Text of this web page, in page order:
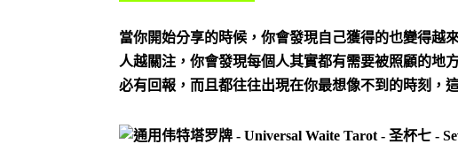
當你開始分享的時候，你會發現自己獲得的也變得越
人越關注，你會發現每個人其實都有需要被照顧的地
必有回報，而且都往往出現在你最想像不到的時刻，